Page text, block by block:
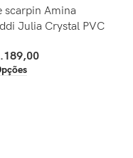
scarpin Amina
Julia Crystal PVC